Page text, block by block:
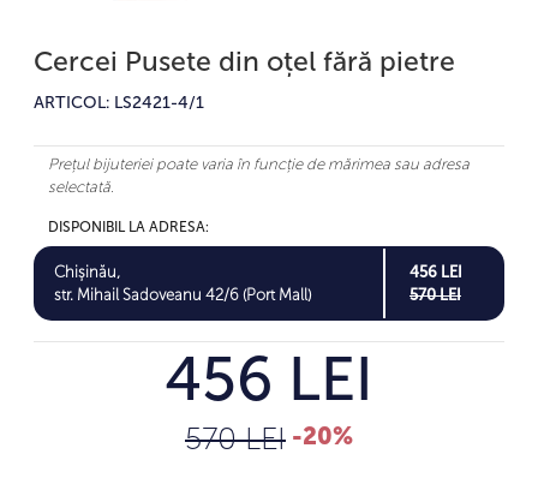
Cercei Pusete din oțel fără pietre
ARTICOL: LS2421-4/1
Prețul bijuteriei poate varia în funcție de mărimea sau adresa
selectată.
DISPONIBIL LA ADRESA:
Chișinău,
str. Mihail Sadoveanu 42/6 (Port Mall)
456 LEI
570 LEI
456 LEI
570 LEI -20%